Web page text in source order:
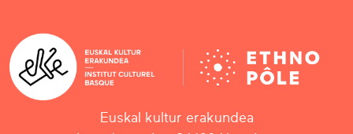
Euskal kultur erakundea